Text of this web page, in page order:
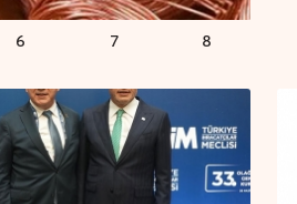
6 7 8